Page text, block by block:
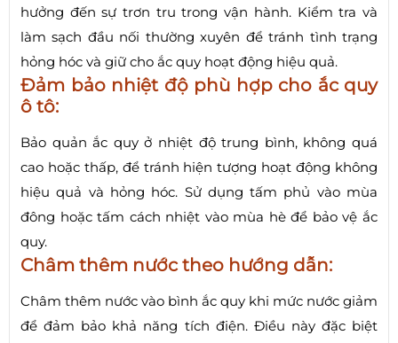
hưởng đến sự trơn tru trong vận hành. Kiểm tra và
làm sạch đầu nối thường xuyên để tránh tình trạng
hỏng hóc và giữ cho ắc quy hoạt động hiệu quả.
Đảm bảo nhiệt độ phù hợp cho ắc quy
ô tô:
Bảo quản ắc quy ở nhiệt độ trung bình, không quá
cao hoặc thấp, để tránh hiện tượng hoạt động không
hiệu quả và hỏng hóc. Sử dụng tấm phủ vào mùa
đông hoặc tấm cách nhiệt vào mùa hè để bảo vệ ắc
quy.
Châm thêm nước theo hướng dẫn:
Châm thêm nước vào bình ắc quy khi mức nước giảm
để đảm bảo khả năng tích điện. Điều này đặc biệt